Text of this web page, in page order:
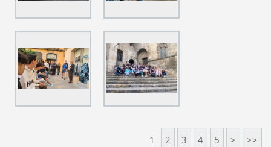
1 2 3 4 5 > >>